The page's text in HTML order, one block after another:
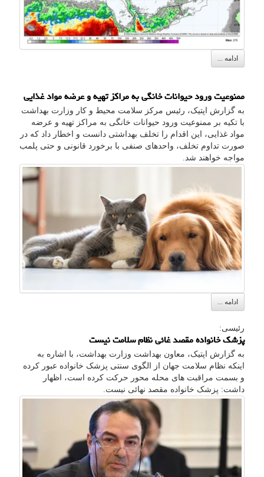
ادامه ...
ممنوعیت ورود حیوانات خانگی به مراکز تهیه و عرضه مواد غذایی
به گزارش اپتیک، رئیس مرکز سلامت محیط و کار وزارت بهداشت
با تکیه بر ممنوعیت ورود حیوانات خانگی به مراکز تهیه و عرضه
مواد غذایی، این اقدام را تخلف بهداشتی دانست و اخطار داد که در
صورت تداوم تخلف، واحدهای صنفی با برخورد قانونی و حتی پلمب
مواجه خواهند شد.
ادامه ...
رئیسی:
پزشک خانواده مقصد غائی نظام سلامت نیست
به گزارش اپتیک، معاون بهداشت وزارت بهداشت، با اشاره به
اینکه نظام سلامت جهان از الگوی سنتی پزشک خانواده عبور کرده
و بسمت مراقبت های محله محور حرکت کرده است، اظهار
داشت: پزشک خانواده مقصد نهائی نیست.